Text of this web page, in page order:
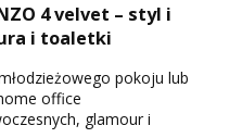
4 velvet – styl i
i toaletki
pokoju lub
office
glamour i